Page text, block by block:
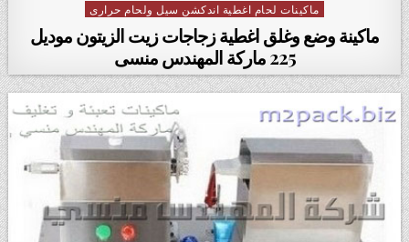
Posted in
ماكينات لحام اغطية اندكشن سيل ولحام حرارى
ماكينة وضع وغلق اغطية زجاجات زيت الزيتون ‏‏موديل
225 ماركة المهندس منسى